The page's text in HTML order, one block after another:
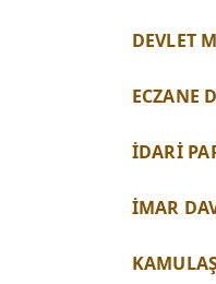
DEVLET
ECZANE
İDARİ
İMAR